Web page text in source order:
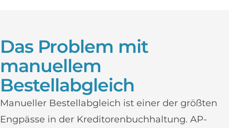
Das Problem mit
manuellem
Bestellabgleich
Manueller Bestellabgleich ist einer der größten
Engpässe in der Kreditorenbuchhaltung. AP-